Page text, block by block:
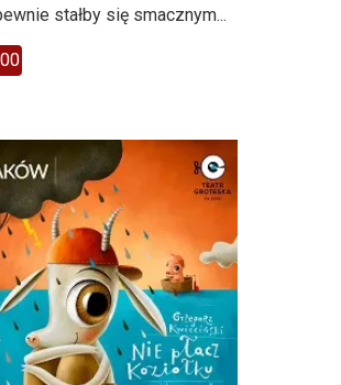
stałby się smacznym...